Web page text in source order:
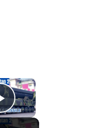
×
Play Video